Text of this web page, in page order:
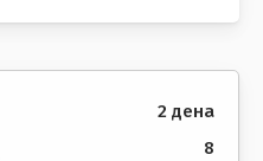
2 дена
8